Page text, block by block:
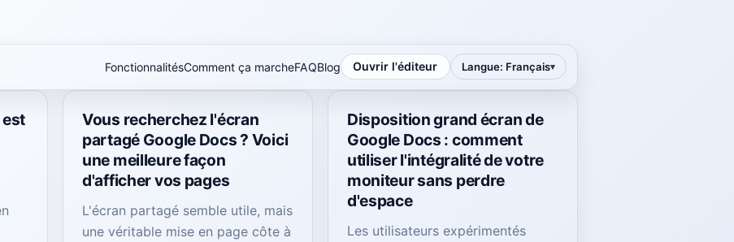
FonctionnalitésComment ça marcheFAQBlog Ouvrir l'éditeur Langue: Français
Vous recherchez l'écran
partagé Google Docs ? Voici
une meilleure façon
d'afficher vos pages
L'écran partagé semble utile, mais
une véritable mise en page côte à
Disposition grand écran de
Google Docs : comment
utiliser l'intégralité de votre
moniteur sans perdre
d'espace
Les utilisateurs expérimentés